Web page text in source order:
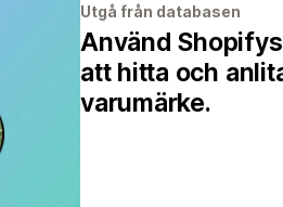
Utgå från databasen
Använd
att hitta och
varumärke.